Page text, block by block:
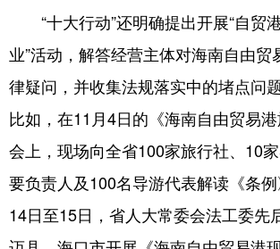
“十大行动”还明确提出开展“自贸
业”活动，解答经营主体对海南自由贸
律疑问，并收集法规落实中的堵点问
比如，在11月4日的《海南自由贸易
会上，现场向全省100家旅行社、10
要负责人及100名导游代表解读《条
14日至15日，省人大常委会法工委先